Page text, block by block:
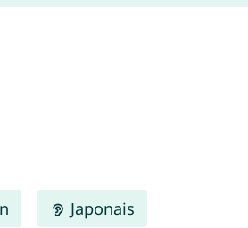
Japonais